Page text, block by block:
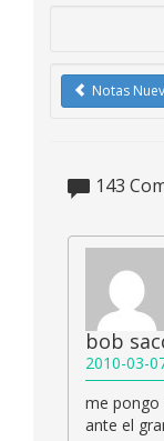
Notas
143
bob
2010-03-
me pongo
ante el